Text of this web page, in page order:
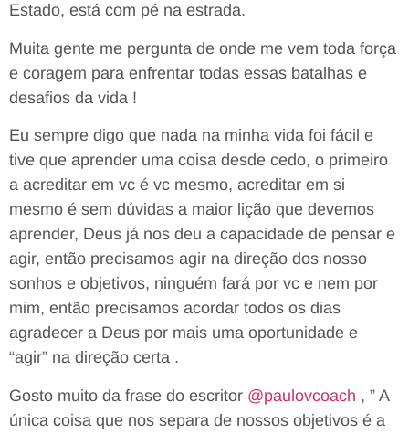
Estado, está com pé na estrada.
Muita gente me pergunta de onde me vem toda força
e coragem para enfrentar todas essas batalhas e
desafios da vida !
Eu sempre digo que nada na minha vida foi fácil e
tive que aprender uma coisa desde cedo, o primeiro
a acreditar em vc é vc mesmo, acreditar em si
mesmo é sem dúvidas a maior lição que devemos
aprender, Deus já nos deu a capacidade de pensar e
agir, então precisamos agir na direção dos nosso
sonhos e objetivos, ninguém fará por vc e nem por
mim, então precisamos acordar todos os dias
agradecer a Deus por mais uma oportunidade e
“agir” na direção certa .
Gosto muito da frase do escritor @paulovcoach , ” A
única coisa que nos separa de nossos objetivos é a